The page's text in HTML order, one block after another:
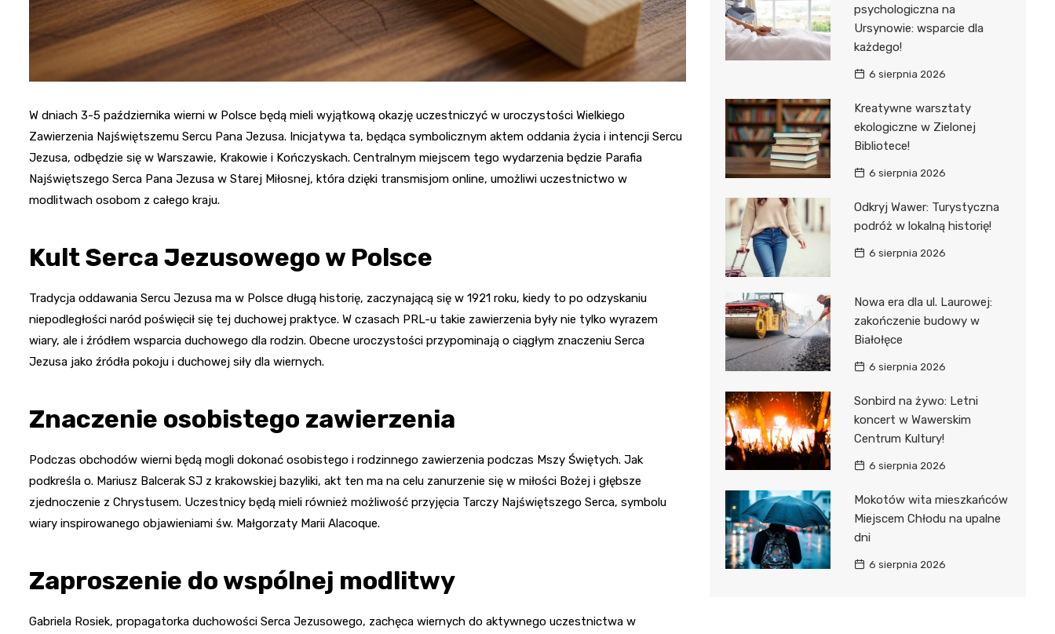
W dniach 3-5 października wierni w Polsce będą mieli wyjątkową okazję uczestniczyć w uroczystości Wielkiego
Zawierzenia Najświętszemu Sercu Pana Jezusa. Inicjatywa ta, będąca symbolicznym aktem oddania życia i intencji Sercu
Jezusa, odbędzie się w Warszawie, Krakowie i Kończyskach. Centralnym miejscem tego wydarzenia będzie Parafia
Najświętszego Serca Pana Jezusa w Starej Miłosnej, która dzięki transmisjom online, umożliwi uczestnictwo w
modlitwach osobom z całego kraju.
Kult Serca Jezusowego w Polsce
Tradycja oddawania Sercu Jezusa ma w Polsce długą historię, zaczynającą się w 1921 roku, kiedy to po odzyskaniu
niepodległości naród poświęcił się tej duchowej praktyce. W czasach PRL-u takie zawierzenia były nie tylko wyrazem
wiary, ale i źródłem wsparcia duchowego dla rodzin. Obecne uroczystości przypominają o ciągłym znaczeniu Serca
Jezusa jako źródła pokoju i duchowej siły dla wiernych.
Znaczenie osobistego zawierzenia
Podczas obchodów wierni będą mogli dokonać osobistego i rodzinnego zawierzenia podczas Mszy Świętych. Jak
podkreśla o. Mariusz Balcerak SJ z krakowskiej bazyliki, akt ten ma na celu zanurzenie się w miłości Bożej i głębsze
zjednoczenie z Chrystusem. Uczestnicy będą mieli również możliwość przyjęcia Tarczy Najświętszego Serca, symbolu
wiary inspirowanego objawieniami św. Małgorzaty Marii Alacoque.
Zaproszenie do wspólnej modlitwy
Gabriela Rosiek, propagatorka duchowości Serca Jezusowego, zachęca wiernych do aktywnego uczestnictwa w
psychologiczna na
Ursynowie: wsparcie dla
każdego!
6 sierpnia 2026
Kreatywne warsztaty
ekologiczne w Zielonej
Bibliotece!
6 sierpnia 2026
Odkryj Wawer: Turystyczna
podróż w lokalną historię!
6 sierpnia 2026
Nowa era dla ul. Laurowej:
zakończenie budowy w
Białołęce
6 sierpnia 2026
Sonbird na żywo: Letni
koncert w Wawerskim
Centrum Kultury!
6 sierpnia 2026
Mokotów wita mieszkańców
Miejscem Chłodu na upalne
dni
6 sierpnia 2026